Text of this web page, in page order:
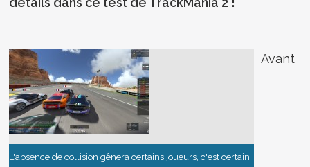
L'absence de collision gênera certains joueurs, c'est certain !
Avant